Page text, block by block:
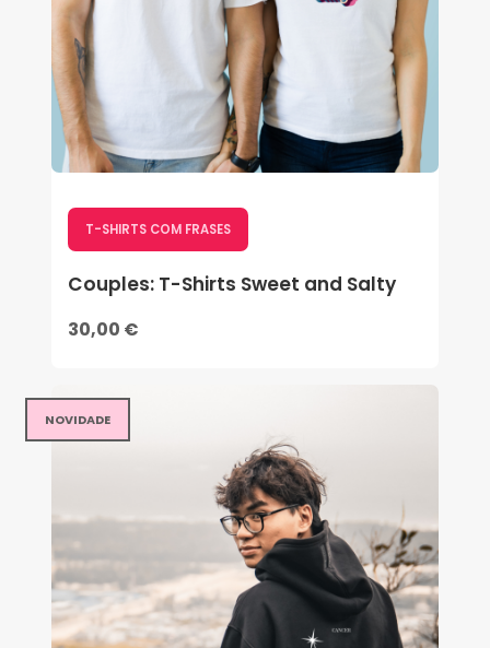
T-SHIRTS COM FRASES
Couples: T-Shirts Sweet and Salty
30,00 €
NOVIDADE